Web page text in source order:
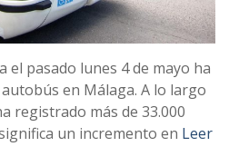
el pasado lunes 4 de mayo ha
en Málaga. A lo largo
registrado más de 33.000
un incremento en Leer